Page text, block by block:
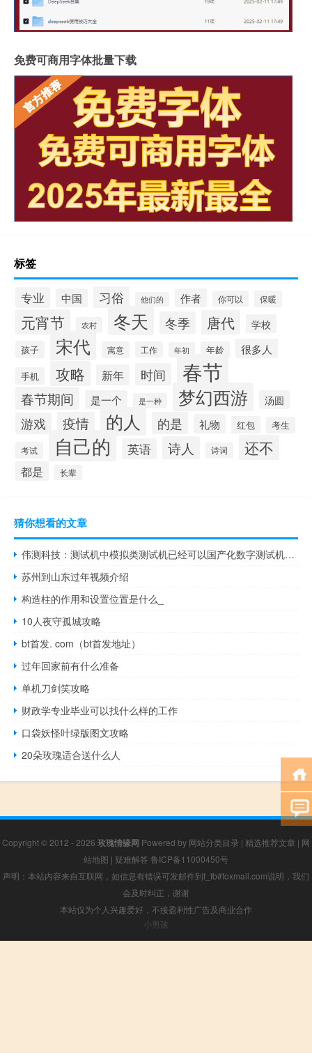
免费可商用字体批量下载
标签
专业 中国 习俗 他们的 作者 你可以 保暖
元宵节 农村 冬天 冬季 唐代 学校
孩子 宋代 寓意 工作 年初 年龄 很多人
手机 攻略 新年 时间 春节
春节期间 是一个 是一种 梦幻西游 汤圆
游戏 疫情 的人 的是 礼物 红包
考生
考试
自己的 英语 诗人 诗词 还不
都是 长辈
猜你想看的文章
伟测科技：测试机中模拟类测试机已经可以国产化数字测试机目前以进口为主
苏州到山东过年视频介绍
构造柱的作用和设置位置是什么_
10人夜守孤城攻略
bt首发. com（bt首发地址）
过年回家前有什么准备
单机刀剑笑攻略
财政学专业毕业可以找什么样的工作
口袋妖怪叶绿版图文攻略
20朵玫瑰适合送什么人
Copyright © 2012 - 2026 玫瑰情缘网 Powered by 网站分类目录 | 精选推荐文章 | 网
站地图 | 疑难解答 鲁ICP备11000450号
声明：本站内容来自互联网，如信息有错误可发邮件到f_fb#foxmail.com说明，我们
会及时纠正，谢谢
本站仅为个人兴趣爱好，不接盈利性广告及商业合作
小男孩